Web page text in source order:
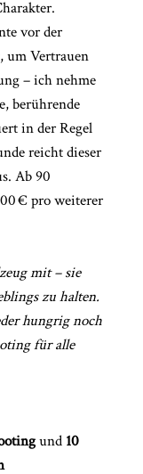
vor der
um Vertrauen
– ich nehme
berührende
in der Regel
reicht dieser
Ab 90
€ pro weiterer
mit – sie
zu halten.
hungrig noch
für alle
und 10